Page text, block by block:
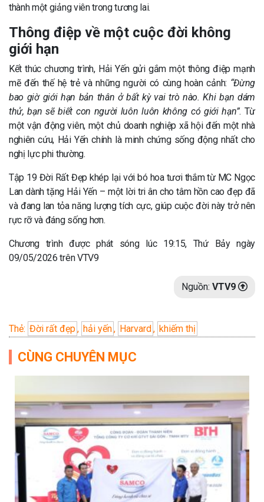
thành một giảng viên trong tương lai.
Thông điệp về một cuộc đời không
giới hạn
Kết thúc chương trình, Hải Yến gửi gắm một thông điệp mạnh
mẽ đến thế hệ trẻ và những người có cùng hoàn cảnh: “Đừng
bao giờ giới hạn bản thân ở bất kỳ vai trò nào. Khi bạn dám
thử, bạn sẽ biết con người luôn luôn không có giới hạn”. Từ
một vận động viên, một chủ doanh nghiệp xã hội đến một nhà
nghiên cứu, Hải Yến chính là minh chứng sống động nhất cho
nghị lực phi thường.
Tập 19 Đời Rất Đẹp khép lại với bó hoa tươi thắm từ MC Ngọc
Lan dành tặng Hải Yến – một lời tri ân cho tâm hồn cao đẹp đã
và đang lan tỏa năng lượng tích cực, giúp cuộc đời này trở nên
rực rỡ và đáng sống hơn.
Chương trình được phát sóng lúc 19:15, Thứ Bảy ngày
09/05/2026 trên VTV9
Nguồn: VTV9
Thẻ: Đời rất đẹp, hải yến, Harvard, khiếm thị
CÙNG CHUYÊN MỤC